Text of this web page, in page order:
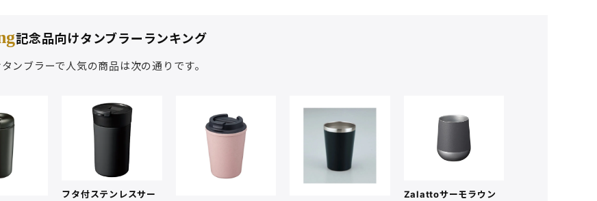
名入れの可否
条件をリセット
記念品向けタンブラーランキング
ンブラーで人気の商品は次の通りです。
フタ付ステンレスサー
Zalattoサーモラウン